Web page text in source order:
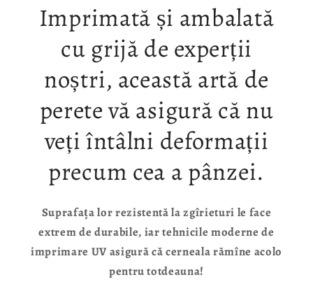
Imprimată și ambalată
cu grijă de experții
noștri, această artă de
perete vă asigură că nu
veți întâlni deformații
precum cea a pânzei.
Suprafața lor rezistentă la zgîrieturi le face
extrem de durabile, iar tehnicile moderne de
imprimare UV asigură că cerneala rămîne acolo
pentru totdeauna!